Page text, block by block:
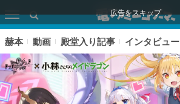
広告をスキップ
赫本 動画 殿堂入り記事 インタビュー